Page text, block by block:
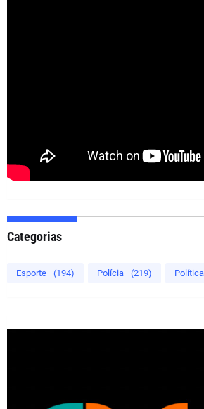
Categorias
Esporte (194) Polícia (219) Política